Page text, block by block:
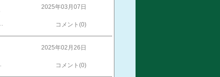
2025年03月07日
コメント(0)
2025年02月26日
コメント(0)